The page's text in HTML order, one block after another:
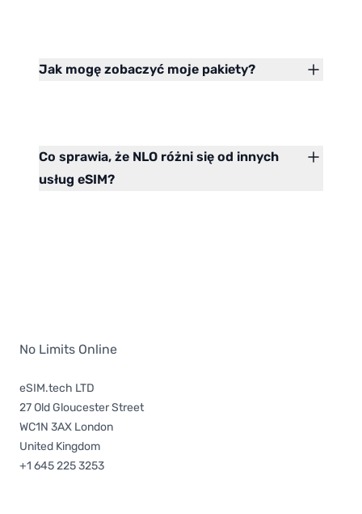
Jak mogę zobaczyć moje pakiety?
Co sprawia, że NLO różni się od innych
usług eSIM?
No Limits Online
eSIM.tech LTD
27 Old Gloucester Street
WC1N 3AX London
United Kingdom
+1 645 225 3253